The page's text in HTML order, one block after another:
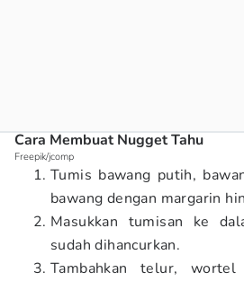
Cara Membuat Nugget Tahu
Freepik/jcomp
Tumis bawang putih,
bawang dengan margarin
Masukkan tumisan ke
sudah dihancurkan.
Tambahkan telur,